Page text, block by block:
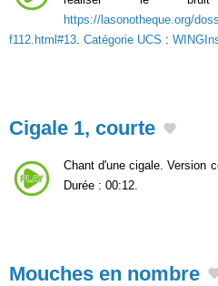
https://lasonotheque.org/
f112.html#13 Catégorie UCS :
Cigale 1, courte
Chant d'une cigale. Version
Durée : 00:12.
Mouches en nombre